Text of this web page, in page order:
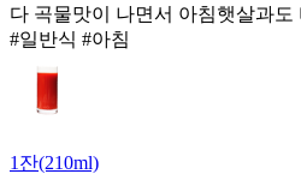
다 곡물맛이 나면서 아침햇살과
#일반식 #아침
1잔(210ml)